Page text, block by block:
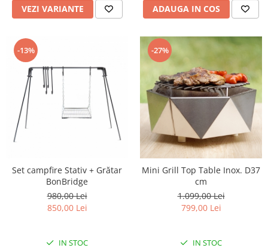
VEZI VARIANTE ADAUGA IN COS
-13%
Set campfire Stativ + Grătar
BonBridge
980,00 Lei
850,00 Lei
IN STOC
-27%
Mini Grill Top Table Inox. D37
cm
1.099,00 Lei
799,00 Lei
IN STOC